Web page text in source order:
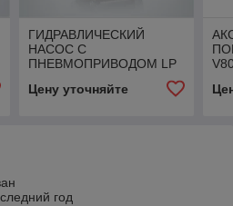
ГИДРАВЛИЧЕСКИЙ
НАСОС С
ПНЕВМОПРИВОДОМ LP
Цену уточняйте
год